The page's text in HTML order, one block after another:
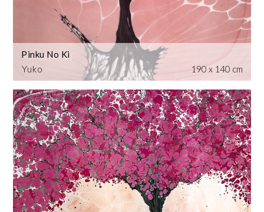
Yuko
Pinku No Ki
190 x 140 cm